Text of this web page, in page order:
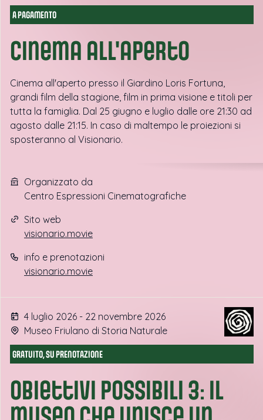
A PAGAMENTO
Cinema all'aperto
Cinema all'aperto presso il Giardino Loris Fortuna,
grandi film della stagione, film in prima visione e titoli per
tutta la famiglia. Dal 25 giugno e luglio dalle ore 21:30 ad
agosto dalle 21:15. In caso di maltempo le proiezioni si
sposteranno al Visionario.
Organizzato da
Centro Espressioni Cinematografiche
Sito web
visionario.movie
info e prenotazioni
visionario.movie
4 luglio 2026 - 22 novembre 2026
Museo Friulano di Storia Naturale
GRATUITO, SU PRENOTAZIONE
Obiettivi possibili 3: il